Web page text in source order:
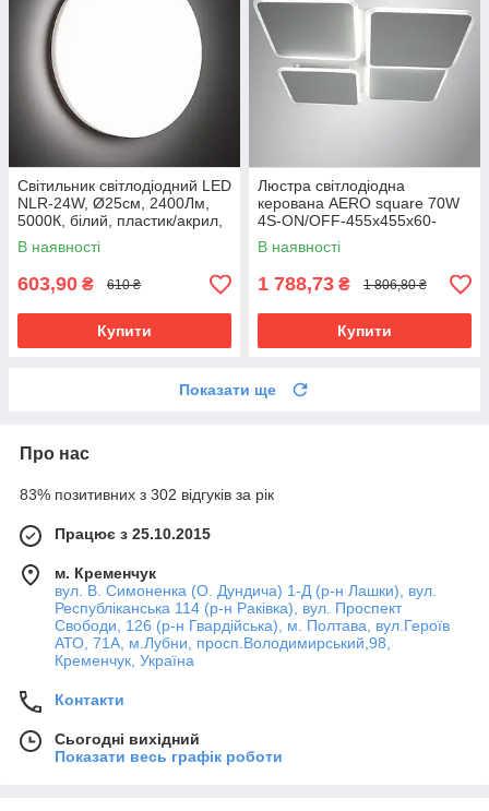
Світильник світлодіодний LED
NLR-24W, Ø25см, 2400Лм,
5000К, білий, пластик/акрил,
LUMINARIA
В наявності
603,90 ₴ 610 ₴
Купити
Люстра світлодіодна
керована AERO square 70W
4S-ON/OFF-455х455х60-
WHITE/WHITE-220-IP20
В наявності
1 788,73 ₴ 1 806,80 ₴
Купити
Показати ще
Про нас
83% позитивних з 302 відгуків за рік
Працює з 25.10.2015
м. Кременчук
вул. В. Симоненка (О. Дундича) 1-Д (р-н Лашки), вул.
Республіканська 114 (р-н Раківка), вул. Проспект
Свободи, 126 (р-н Гвардійська), м. Полтава, вул.Героїв
АТО, 71А, м.Лубни, просп.Володимирський,98,
Кременчук, Україна
Контакти
Сьогодні вихідний
Показати весь графік роботи